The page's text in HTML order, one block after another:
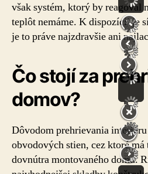
však systém, ktorý by reagoval
teplôt nemáme. K dispozícii je
je to práve najzdravšie ani
Čo stojí za
domov?
Dôvodom prehrievania
obvodových stien, cez ktoré
dovnútra montovaného domu.